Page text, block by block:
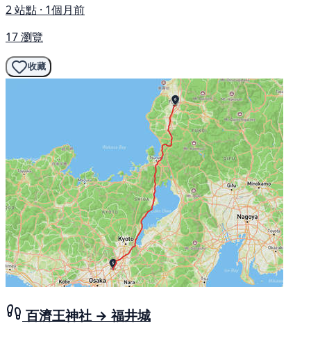
2 站點 · 1個月前
17 瀏覽
收藏
百濟王神社 → 福井城